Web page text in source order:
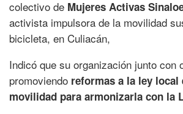
colectivo de Mujeres Activas
activista impulsora de la movilidad
bicicleta, en Culiacán,
Indicó que su organización junto con
promoviendo reformas a la ley local
movilidad para armonizarla con la